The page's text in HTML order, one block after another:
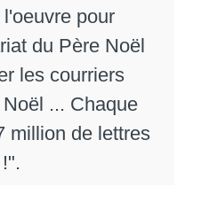
pour
du Père Noël
les courriers
... Chaque
million de lettres